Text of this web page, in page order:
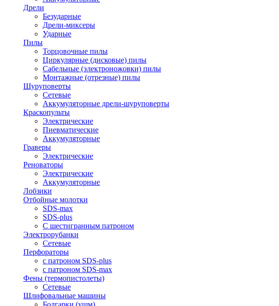
Дрели
Безударные
Дрели-миксеры
Ударные
Пилы
Торцовочные пилы
Циркулярные (дисковые) пилы
Сабельные (электроножовки) пилы
Монтажные (отрезные) пилы
Шуруповерты
Сетевые
Аккумуляторные дрели-шуруповерты
Краскопульты
Электрические
Пневматические
Аккумуляторные
Граверы
Электрические
Реноваторы
Электрические
Аккумуляторные
Лобзики
Отбойные молотки
SDS-max
SDS-plus
С шестигранным патроном
Электрорубанки
Сетевые
Перфораторы
с патроном SDS-plus
с патроном SDS-max
Фены (термопистолеты)
Сетевые
Шлифовальные машины
Болгарки (ушм)